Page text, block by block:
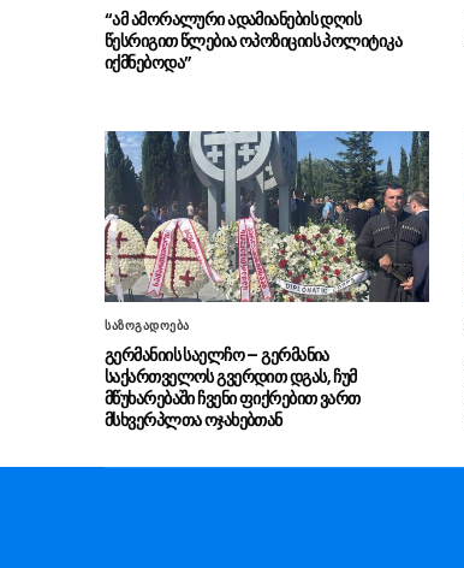
“ამ ამორალური ადამიანების დღის
წესრიგით წლებია ოპოზიციის პოლიტიკა
იქმნებოდა”
საზოგადოება
გერმანიის საელჩო – გერმანია
საქართველოს გვერდით დგას, ჩუმ
მწუხარებაში ჩვენი ფიქრებით ვართ
მსხვერპლთა ოჯახებთან